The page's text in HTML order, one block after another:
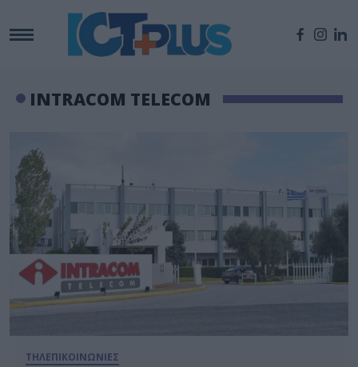
INTRACOM TELECOM
ΤΗΛΕΠΙΚΟΙΝΩΝΙΕΣ